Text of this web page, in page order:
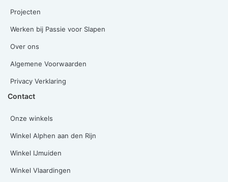
Projecten
Werken bij Passie voor Slapen
Over ons
Algemene Voorwaarden
Privacy Verklaring
Contact
Onze winkels
Winkel Alphen aan den Rijn
Winkel IJmuiden
Winkel Vlaardingen